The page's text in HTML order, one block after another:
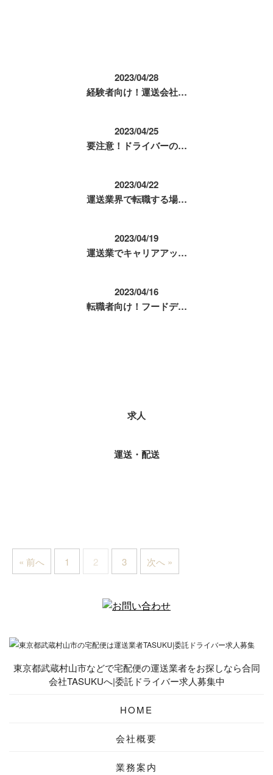
2023/04/28
経験者向け！運送会社…
2023/04/25
要注意！ドライバーの…
2023/04/22
運送業界で転職する場…
2023/04/19
運送業でキャリアアッ…
2023/04/16
転職者向け！フードデ…
求人
運送・配送
« 前へ 1 2 3 次へ »
東京都武蔵村山市などで宅配便の運送業者をお探しなら合同
会社TASUKUへ|委託ドライバー求人募集中
HOME
会社概要
業務案内